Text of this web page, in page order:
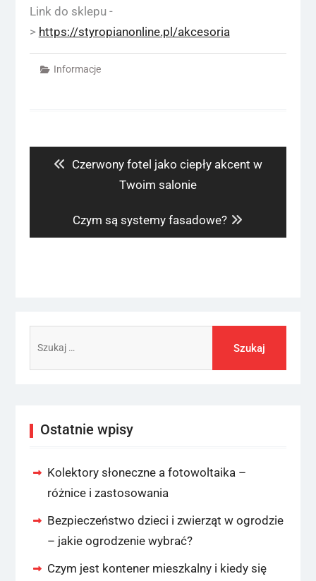
Link do sklepu -
> https://styropianonline.pl/akcesoria
Informacje
Previous
Czerwony fotel jako ciepły akcent w
Twoim salonie
Next
post:
Czym są systemy fasadowe?
Ostatnie wpisy
Kolektory słoneczne a fotowoltaika –
różnice i zastosowania
Bezpieczeństwo dzieci i zwierząt w ogrodzie
– jakie ogrodzenie wybrać?
Czym jest kontener mieszkalny i kiedy się